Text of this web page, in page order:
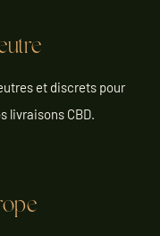
et discrets pour
livraisons CBD.